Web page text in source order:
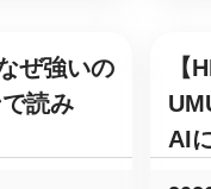
ぜ強いの
読み
【
AI